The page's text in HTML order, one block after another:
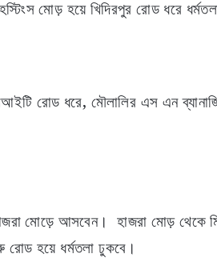
মোড় হয়ে খিদিরপুর রোড ধরে
রোড ধরে, মৌলালির এস এন
মোড়ে আসবেন। হাজরা মোড় থেকে
হয়ে ধর্মতলা ঢুকবে।